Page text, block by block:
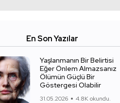
En Son Yazılar
Yaşlanmanın Bir Belirtisi
Eğer Önlem Almazsanız
Ölümün Güçlü Bir
Göstergesi Olabilir
31.05.2026 4.8K okundu.